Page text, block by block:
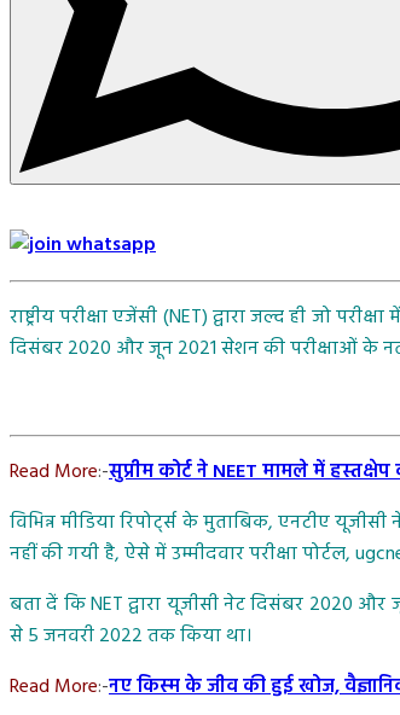
राष्ट्रीय परीक्षा एजेंसी (NET) द्वारा जल्द ही जो
दिसंबर 2020 और जून 2021 सेशन की परीक्षाओं के
Read More:-सुप्रीम कोर्ट ने NEET मामले में
विभिन्न मीडिया रिपोर्ट्स के मुताबिक, एनटीए
नहीं की गयी है, ऐसे में उम्मीदवार परीक्षा पोर्टल,
बता दें कि NET द्वारा यूजीसी नेट दिसंबर 2020
से 5 जनवरी 2022 तक किया था।
Read More:-नए किस्‍म के जीव की हुई खोज,